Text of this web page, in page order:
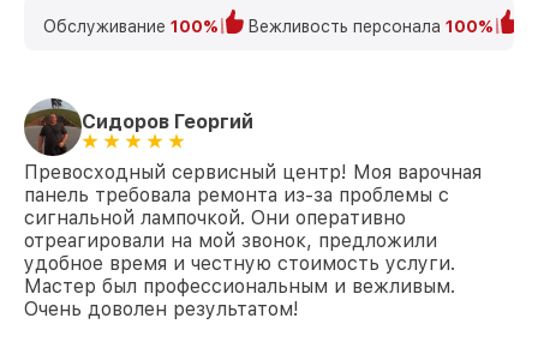
Обслуживание 100% Вежливость персонала 100%
Сидоров Георгий
Превосходный сервисный центр! Моя варочная
панель требовала ремонта из-за проблемы с
сигнальной лампочкой. Они оперативно
отреагировали на мой звонок, предложили
удобное время и честную стоимость услуги.
Мастер был профессиональным и вежливым.
Очень доволен результатом!